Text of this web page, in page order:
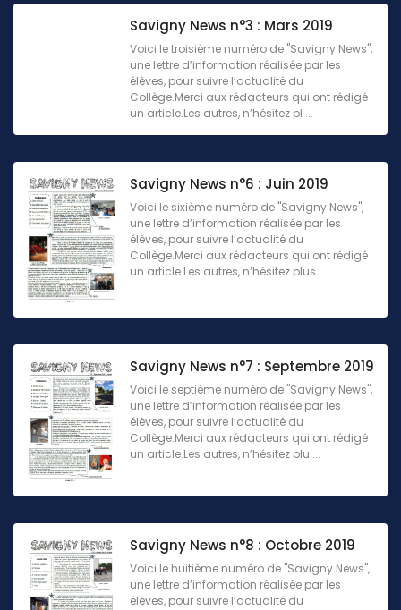
Savigny News n°3 : Mars 2019
Voici le troisième numéro de "Savigny News",
une lettre d’information réalisée par les
élèves, pour suivre l’actualité du
Collège.Merci aux rédacteurs qui ont rédigé
un article.Les autres, n’hésitez pl ...
Savigny News n°6 : Juin 2019
Voici le sixième numéro de "Savigny News",
une lettre d’information réalisée par les
élèves, pour suivre l’actualité du
Collège.Merci aux rédacteurs qui ont rédigé
un article.Les autres, n’hésitez plus ...
Savigny News n°7 : Septembre 2019
Voici le septième numéro de "Savigny News",
une lettre d’information réalisée par les
élèves, pour suivre l’actualité du
Collège.Merci aux rédacteurs qui ont rédigé
un article.Les autres, n’hésitez plu ...
Savigny News n°8 : Octobre 2019
Voici le huitième numéro de "Savigny News",
une lettre d’information réalisée par les
élèves, pour suivre l’actualité du